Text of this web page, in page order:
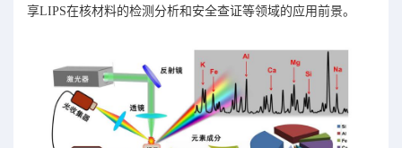
享LIPS在核材料的检测分析和安全查证等领域的应用前景。